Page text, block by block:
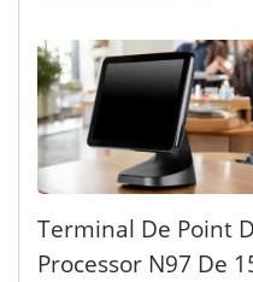
Terminal De Point
Processor N97 De